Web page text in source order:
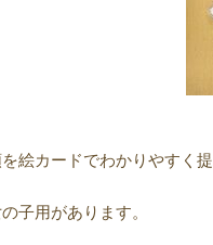
を絵カードでわかりやすく
子用があります。